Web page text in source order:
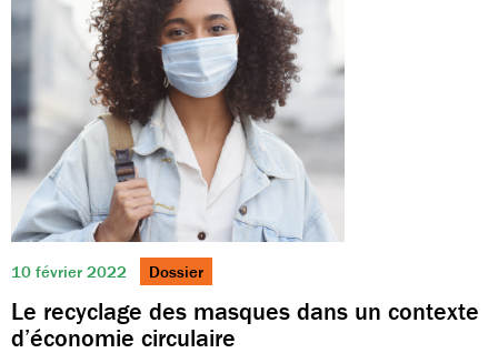
10 février 2022 Dossier
Le recyclage des masques dans un contexte
d’économie circulaire